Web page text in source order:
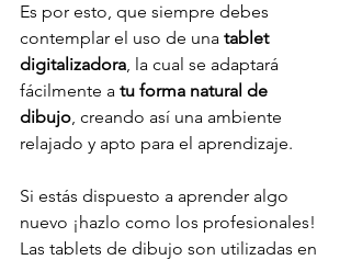
Es por esto, que siempre debes
contemplar el uso de una tablet
digitalizadora, la cual se adaptará
fácilmente a tu forma natural de
dibujo, creando así una ambiente
relajado y apto para el aprendizaje.
Si estás dispuesto a aprender algo
nuevo ¡hazlo como los profesionales!
Las tablets de dibujo son utilizadas en